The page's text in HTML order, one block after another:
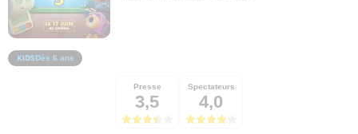
Dès 6 ans
Presse
3,5
Spectateurs
4,0